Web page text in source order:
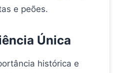
e peões.
Única
histórica e